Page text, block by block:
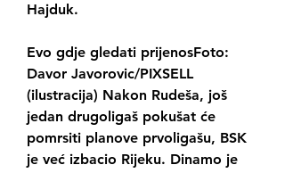
Hajduk.
Evo gdje gledati prijenosFoto:
Davor Javorovic/PIXSELL
(ilustracija) Nakon Rudeša, još
jedan drugoligaš pokušat će
pomrsiti planove prvoligašu, BSK
je već izbacio Rijeku. Dinamo je